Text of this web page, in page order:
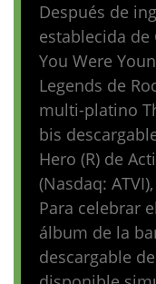
Después de
establecida de
You Were
Legends de
multi-platino
bis
Hero (R) de
(Nasdaq:
Para celebrar
álbum de la
descargable